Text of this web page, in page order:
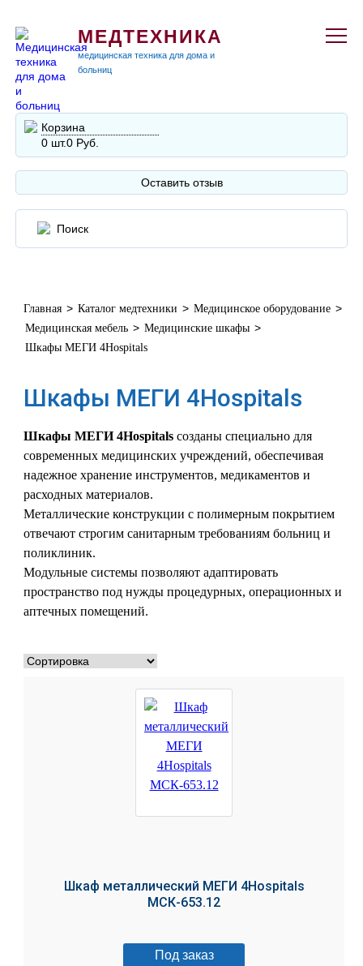
МЕДТЕХНИКА
медицинская техника для дома и
больниц
Корзина
0 шт.0 Руб.
Оставить отзыв
Главная > Каталог медтехники > Медицинское оборудование >
Медицинская мебель > Медицинские шкафы >
Шкафы МЕГИ 4Hospitals
Шкафы МЕГИ 4Hospitals
Шкафы МЕГИ 4Hospitals созданы специально для
современных медицинских учреждений, обеспечивая
надежное хранение инструментов, медикаментов и
расходных материалов.
Металлические конструкции с полимерным покрытием
отвечают строгим санитарным требованиям больниц и
поликлиник.
Модульные системы позволяют адаптировать
пространство под нужды процедурных, операционных и
аптечных помещений.
Шкаф металлический МЕГИ 4Hospitals
МСК-653.12
Под заказ